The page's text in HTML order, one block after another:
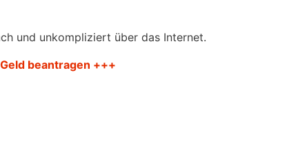
und unkompliziert über das Internet.
beantragen +++